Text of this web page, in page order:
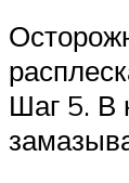
Шаг 5. В